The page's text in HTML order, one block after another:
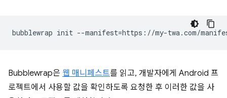
bubblewrap init --manifest=
Bubblewrap은 웹 매니페스트를 읽고, 개발자에게 Android 프
로젝트에서 사용할 값을 확인하도록 요청한 후 이러한 값을 사